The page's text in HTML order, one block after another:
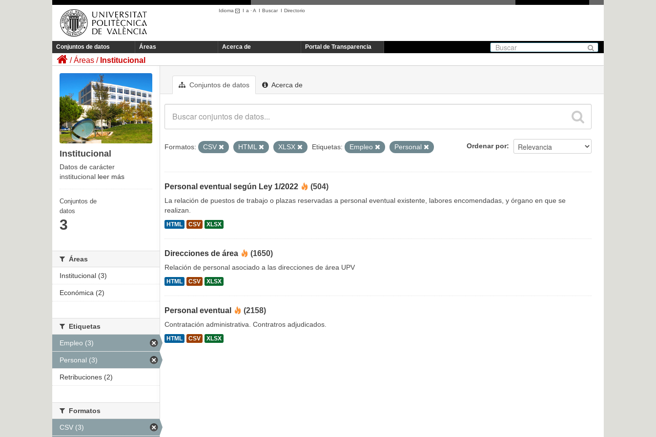
Idioma I a ·A I BuscarI Directorio
Conjuntos de datos Áreas Acerca de Portal de Transparencia
Áreas Institucional
Conjuntos de datos Acerca de
Ordenar por
Formatos: CSV HTML XLSX Etiquetas: Empleo Personal
Personal eventual según Ley 1/2022 (504)
La relación de puestos de trabajo o plazas reservadas a personal eventual existente, labores encomendadas, y órgano en que se
realizan.
HTML CSV XLSX
Direcciones de área (1650)
Relación de personal asociado a las direcciones de área UPV
HTML CSV XLSX
Personal eventual (2158)
Contratación administrativa. Contratros adjudicados.
HTML CSV XLSX
Institucional
Datos de carácter
institucional leer más
Conjuntos de
datos
3
Áreas
Institucional (3)
Económica (2)
Etiquetas
Empleo (3)
Personal (3)
Retribuciones (2)
Formatos
CSV (3)